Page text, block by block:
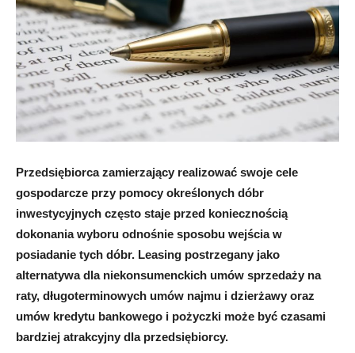
Przedsiębiorca zamierzający realizować swoje cele
gospodarcze przy pomocy określonych dóbr
inwestycyjnych często staje przed koniecznością
dokonania wyboru odnośnie sposobu wejścia w
posiadanie tych dóbr. Leasing postrzegany jako
alternatywa dla niekonsumenckich umów sprzedaży na
raty, długoterminowych umów najmu i dzierżawy oraz
umów kredytu bankowego i pożyczki może być czasami
bardziej atrakcyjny dla przedsiębiorcy.